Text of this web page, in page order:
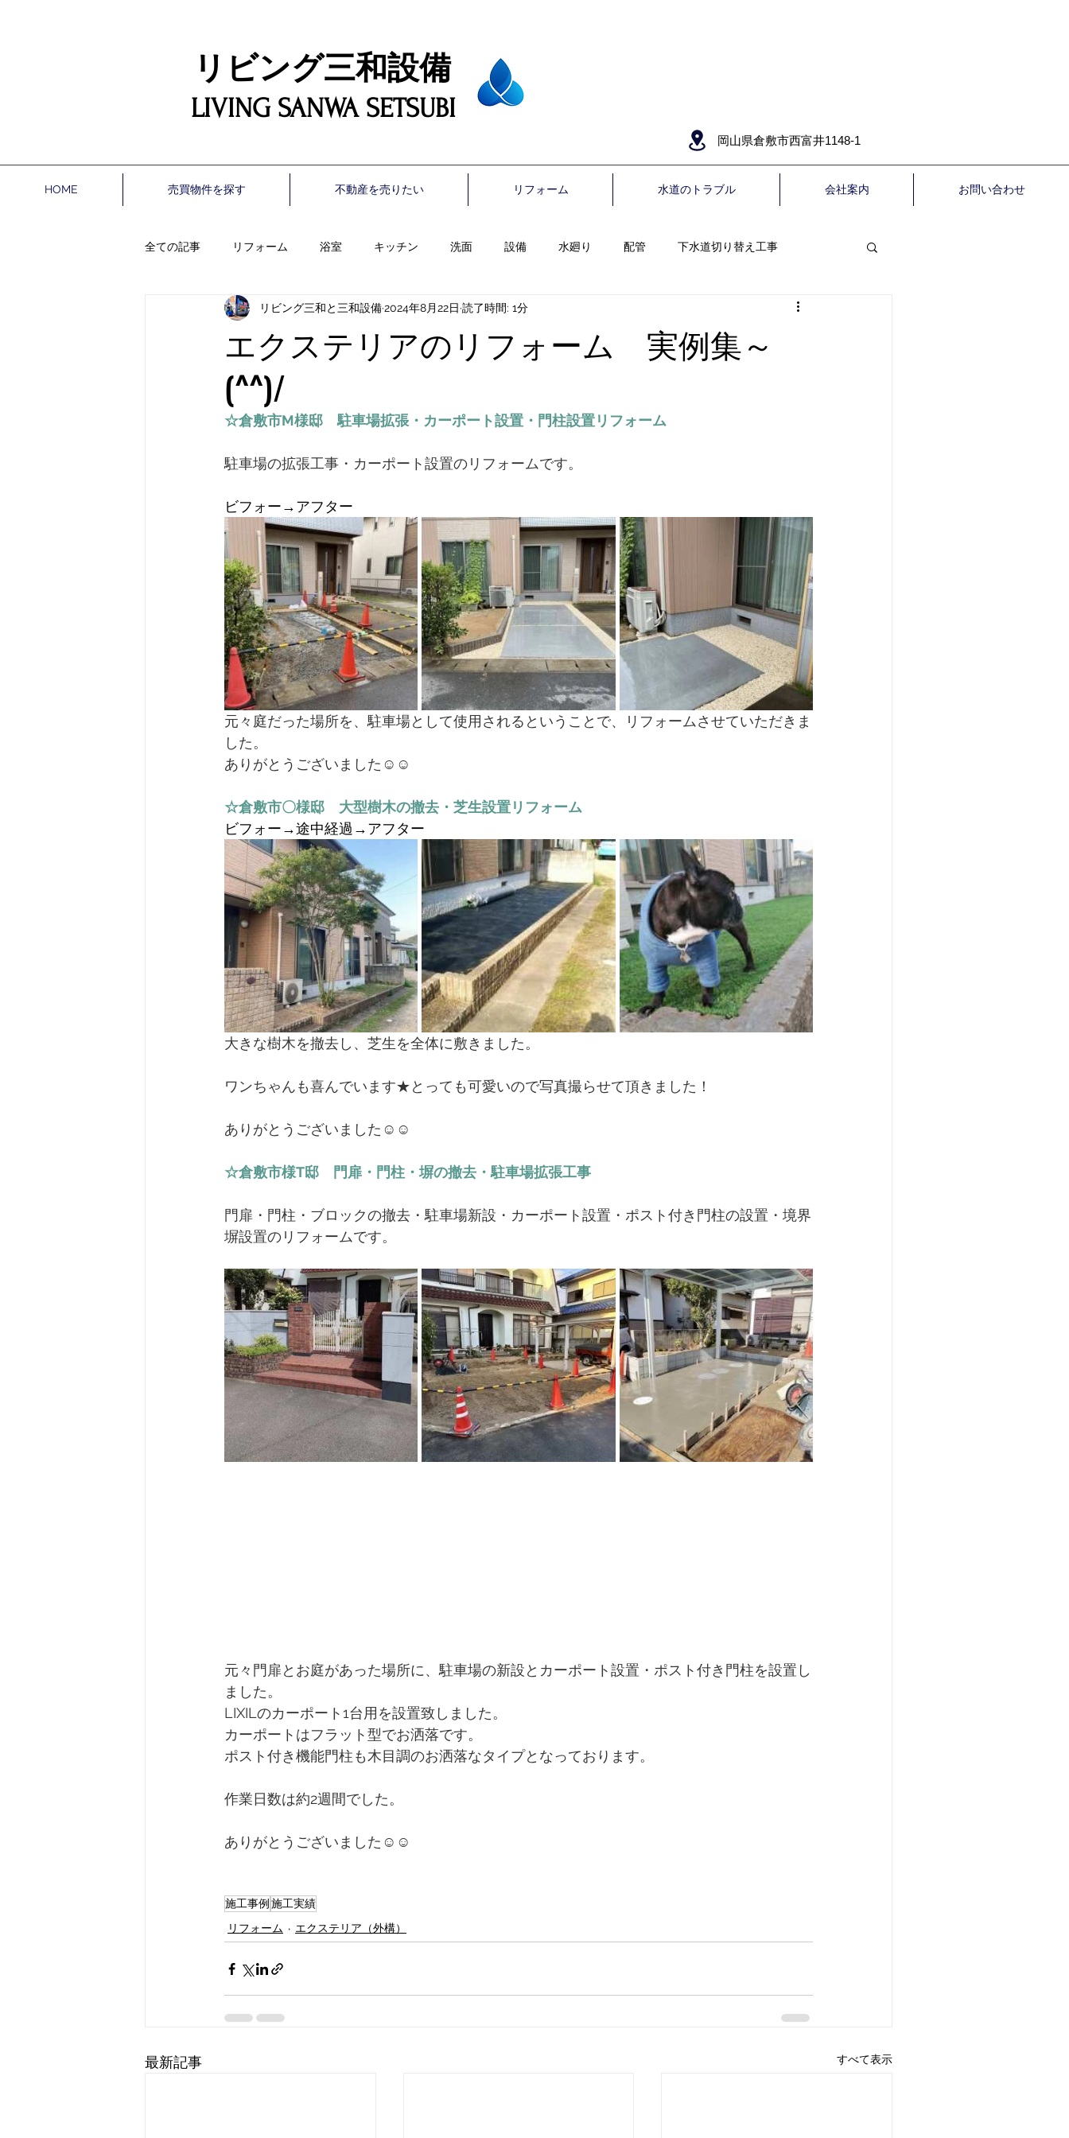
LIVING SANWA SETSUBI
リビング三和設備​​​
岡山県倉敷市西富井1148-1
HOME 売買物件を探す 不動産を売りたい リフォーム 水道のトラブル 会社案内 お問い合わせ
全ての記事 リフォーム 浴室 キッチン 洗面 設備 水廻り 配管 下水道切り替え工事
エクステリア（外構） 床 天井 クロス お部屋まるごと 高圧洗浄
社員ブログ バルコニー
エクステリアのリフォーム 実例集～
(^^)/
リビング三和と三和設備2024年8月22日 読了時間: 1分
☆倉敷市M様邸　駐車場拡張・カーポート設置・門柱設置リフォーム
駐車場の拡張工事・カーポート設置のリフォームです。
ビフォー→アフター
元々庭だった場所を、駐車場として使用されるということで、リフォームさせていただきま
した。
ありがとうございました☺☺
☆倉敷市〇様邸　大型樹木の撤去・芝生設置リフォーム
ビフォー→途中経過→アフター
大きな樹木を撤去し、芝生を全体に敷きました。
ワンちゃんも喜んでいます★とっても可愛いので写真撮らせて頂きました！
ありがとうございました☺☺
☆倉敷市様T邸　門扉・門柱・塀の撤去・駐車場拡張工事
門扉・門柱・ブロックの撤去・駐車場新設・カーポート設置・ポスト付き門柱の設置・境界
塀設置のリフォームです。
元々門扉とお庭があった場所に、駐車場の新設とカーポート設置・ポスト付き門柱を設置し
ました。
LIXILのカーポート1台用を設置致しました。
カーポートはフラット型でお洒落です。
ポスト付き機能門柱も木目調のお洒落なタイプとなっております。
作業日数は約2週間でした。
ありがとうございました☺☺
施工事例 施工実績
リフォーム
エクステリア（外構）
最新記事 すべて表示